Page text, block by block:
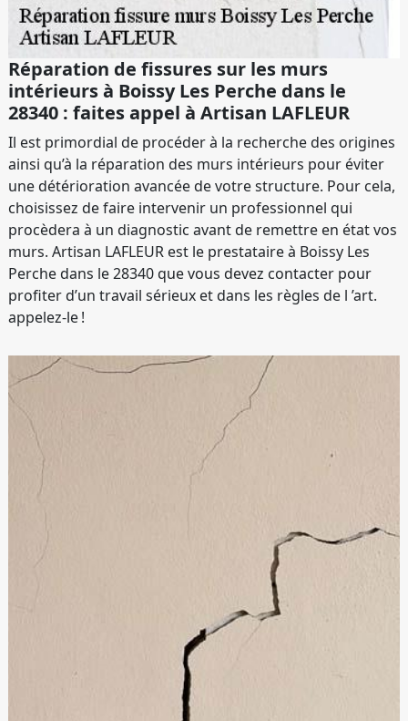
Réparation de fissures sur les murs
intérieurs à Boissy Les Perche dans le
28340 : faites appel à Artisan LAFLEUR
Il est primordial de procéder à la recherche des origines
ainsi qu’à la réparation des murs intérieurs pour éviter
une détérioration avancée de votre structure. Pour cela,
choisissez de faire intervenir un professionnel qui
procèdera à un diagnostic avant de remettre en état vos
murs. Artisan LAFLEUR est le prestataire à Boissy Les
Perche dans le 28340 que vous devez contacter pour
profiter d’un travail sérieux et dans les règles de l ’art.
appelez-le !